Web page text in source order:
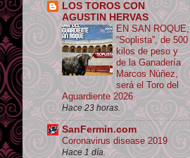
LOS TOROS CON
AGUSTIN HERVAS
EN SAN ROQUE,
“Soplista”, de 500
kilos de peso y
de la Ganadería
Marcos Núñez,
será el Toro del
Aguardiente 2026
Hace 23 horas.
SanFermin.com
Coronavirus disease 2019
Hace 1 día.